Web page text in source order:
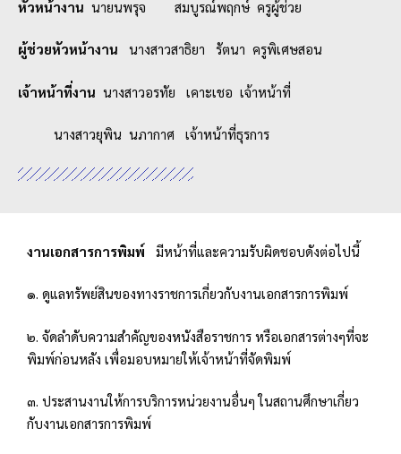
หัวหน้างาน นายนพรุจ สมบูรณ์พฤกษ์ ครูผู้ช่วย
ผู้ช่วยหัวหน้างาน นางสาวสาธิยา รัตนา ครูพิเศษสอน
เจ้าหน้าที่งาน นางสาวอรทัย เคาะเชอ เจ้าหน้าที่
นางสาวยุพิน นภากาศ เจ้าหน้าที่ธุรการ
งานเอกสารการพิมพ์ มีหน้าที่และความรับผิดชอบดังต่อไปนี้
๑. ดูแลทรัพย์สินของทางราชการเกี่ยวกับงานเอกสารการพิมพ์
๒. จัดลำดับความสำคัญของหนังสือราชการ หรือเอกสารต่างๆที่จะ
พิมพ์ก่อนหลัง เพื่อมอบหมายให้เจ้าหน้าที่จัดพิมพ์
๓. ประสานงานให้การบริการหน่วยงานอื่นๆ ในสถานศึกษาเกี่ยว
กับงานเอกสารการพิมพ์